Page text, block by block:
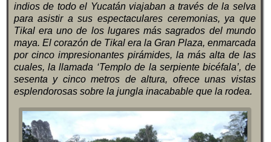
indios de todo el Yucatán viajaban a través de la selva
para asistir a sus espectaculares ceremonias, ya que
Tikal era uno de los lugares más sagrados del mundo
maya. El corazón de Tikal era la Gran Plaza, enmarcada
por cinco impresionantes pirámides, la más alta de las
cuales, la llamada ‘Templo de la serpiente bicéfala’, de
sesenta y cinco metros de altura, ofrece unas vistas
esplendorosas sobre la jungla inacabable que la rodea.